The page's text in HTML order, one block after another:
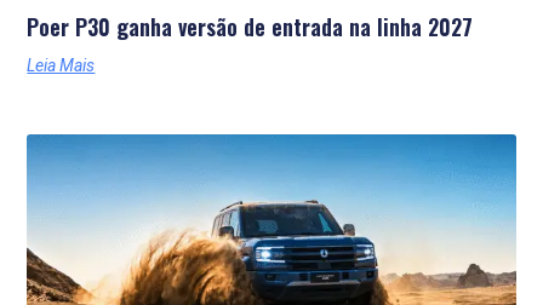
Poer P30 ganha versão de entrada na linha 2027
Leia Mais